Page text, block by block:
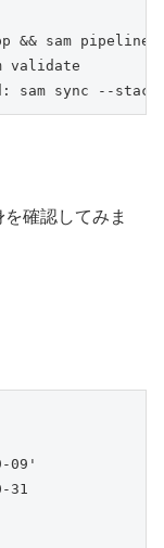
&& sam pipeline
validate
sam sync --
確認してみま
09'
31